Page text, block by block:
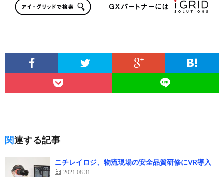
関連する記事
ニチレイロジ、物流現場の安全品質研修にVR導入
2021.08.31